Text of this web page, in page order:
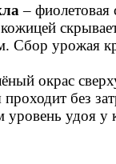
– фиолетовая
Сбор урожая
окрас
без
удоя у